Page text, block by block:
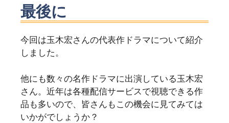
最後に
今回は玉木宏さんの代表作ドラマについて紹介
しました。
他にも数々の名作ドラマに出演している玉木宏
さん。近年は各種配信サービスで視聴できる作
品も多いので、皆さんもこの機会に見てみては
いかがでしょうか？